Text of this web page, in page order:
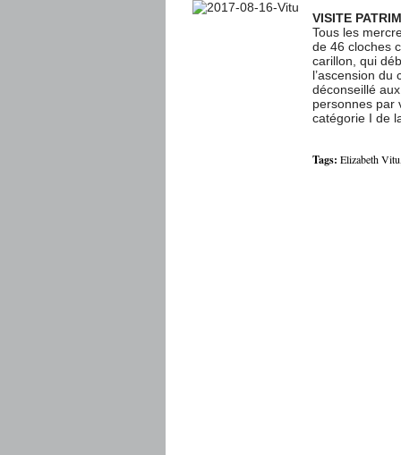
VISITE
Tous les
de 46 cloches
carillon, qui
l’ascension du
déconseillé
personnes par
catégorie I de
Tags: Elizabeth Vitu